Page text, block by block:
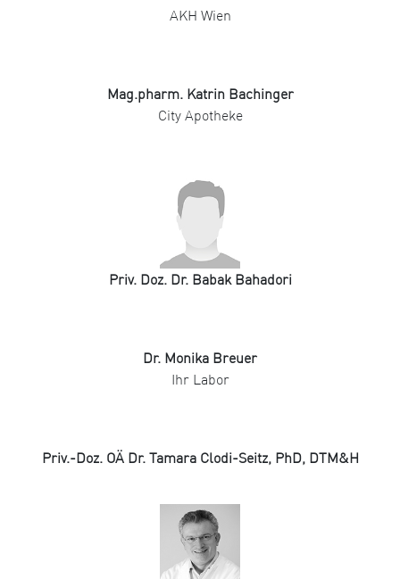
AKH Wien
Mag.pharm. Katrin Bachinger
City Apotheke
Priv. Doz. Dr. Babak Bahadori
Dr. Monika Breuer
Ihr Labor
Priv.-Doz. OÄ Dr. Tamara Clodi-Seitz, PhD, DTM&H